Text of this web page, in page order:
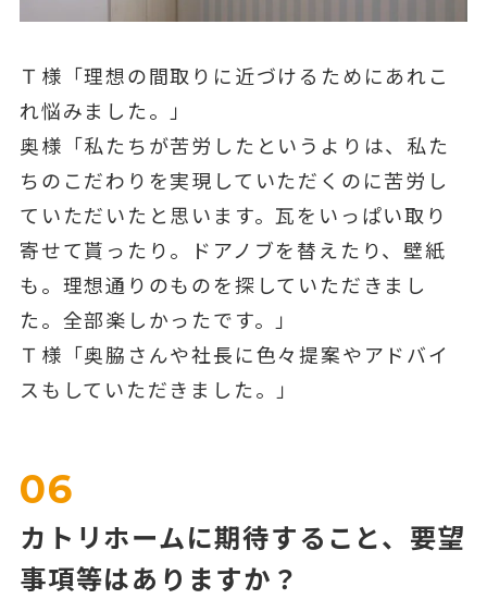
Ｔ様「理想の間取りに近づけるためにあれこ
れ悩みました。」
奥様「私たちが苦労したというよりは、私た
ちのこだわりを実現していただくのに苦労し
ていただいたと思います。瓦をいっぱい取り
寄せて貰ったり。ドアノブを替えたり、壁紙
も。理想通りのものを探していただきまし
た。全部楽しかったです。」
Ｔ様「奥脇さんや社長に色々提案やアドバイ
スもしていただきました。」
06
カトリホームに期待すること、要望
事項等はありますか？